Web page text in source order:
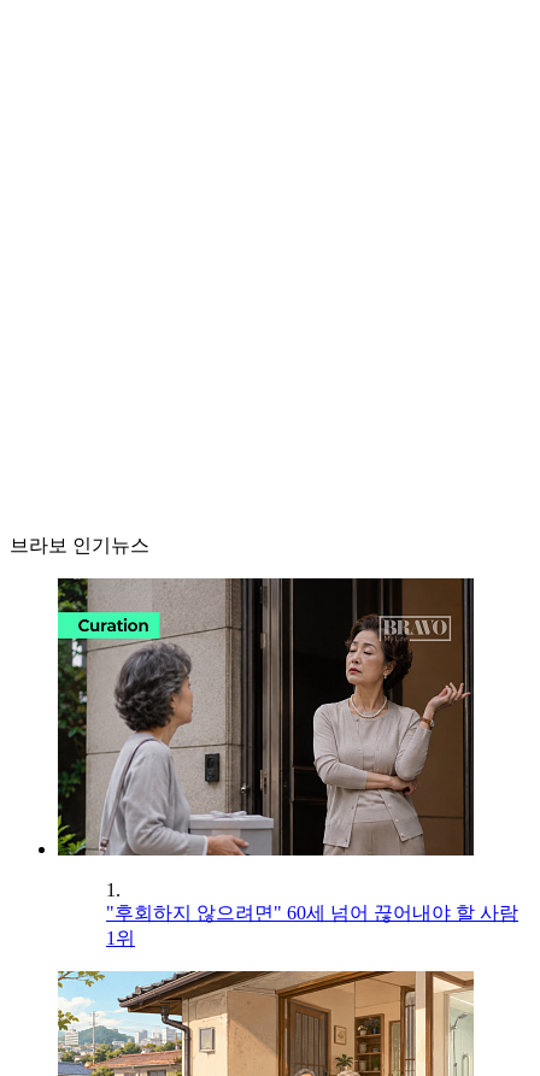
브라보 인기뉴스
1.
"후회하지 않으려면" 60세 넘어 끊어내야 할 사람
1위